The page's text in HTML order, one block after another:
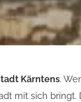
Kärntens.
mit sich bringt.